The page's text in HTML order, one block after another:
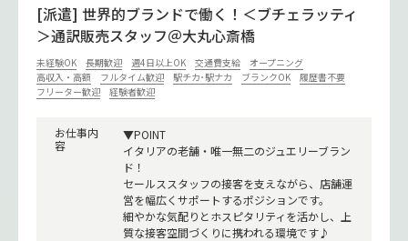
[派遣] 世界的ブランドで働く！＜ブチェラッティ
＞通訳販売スタッフ＠大丸心斎橋
未経験OK 長期歓迎 週4日以上OK 交通費支給
オープニング
高収入・高額
フルタイム歓迎 駅チカ･駅ナカ ブランクOK
履歴書不要
フリーター歓迎
経験者歓迎
お仕事内
容
▼POINT
イタリアの老舗・唯一無二のジュエリーブラン
ド！
セールススタッフの接客を支えながら、店舗運
営を幅広くサポートするポジションです。
細やかな気配りとホスピタリティを活かし、上
質な接客空間づくりに携われる環境です♪